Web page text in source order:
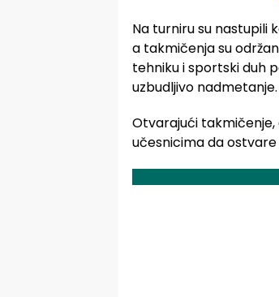
Na turniru su nastupili
a takmičenja su
tehniku i sportski duh
uzbudljivo nadmetanje.
Otvarajući takmičenje,
učesnicima da ostvare